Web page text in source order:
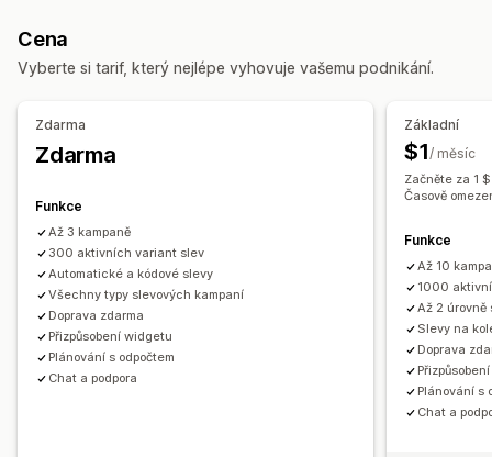
Procentuální slevy
Doprava zdarma Sazby za dopravu
Slevy na košík
Časově omezené nabídky
Nástroje pro odpočet času
Cross-sellingové slevy
Dynamické nacenění
Správa slev
Nástroj Editor
Hromadné úpravy
Vlastní kód
Převod měny Lokalizace
Spouštěče a pravidla
Cílení
Geolokace Segmentace
Filtrování
Sledování
Vykazování Rozhraní API a webhooky
Množstevní slevy
Automatické přecenění Automatické srovnávání
Filtry Zpětné nacenění
Výkazy
Cena
Vyberte si tarif, který nejlépe vyhovuje vašemu podnikání.
Zdarma
Zdarma
Funkce
Až 3 kampaně
300 aktivních variant slev
Automatické a kódové slevy
Všechny typy slevových kampaní
Doprava zdarma
Přizpůsobení widgetu
Plánování s odpočtem
Chat a podpora
Základní
$1/ měsíc
Začněte za 1
Časově
Funkce
Až 10
1000
Až 2
Slevy na
Doprava
Plánování s
Chat a